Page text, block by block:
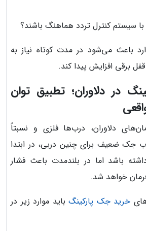
با سیستم کنترل تردد هماهنگ باشند؟
باعث می‌شود در مدت کوتاه نیاز به
برقی افزایش پیدا کند.
در دلاوران؛ تطبیق توان
دلاوران، درب‌ها فلزی و نسبتاً
جک ضعیف برای چنین دربی، در ابتدا
باشد اما در بلندمدت باعث فشار
خواهد شد.
خرید جک پارکینگ باید موارد زیر در